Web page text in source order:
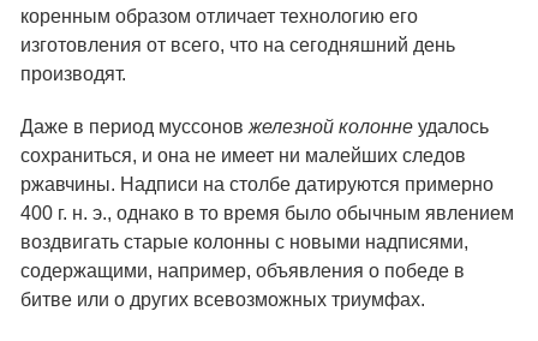
коренным образом отличает технологию его
изготовления от всего, что на сегодняшний день
производят.
Даже в период муссонов железной колонне удалось
сохраниться, и она не имеет ни малейших следов
ржавчины. Надписи на столбе датируются примерно
400 г. н. э., однако в то время было обычным явлением
воздвигать старые колонны с новыми надписями,
содержащими, например, объявления о победе в
битве или о других всевозможных триумфах.